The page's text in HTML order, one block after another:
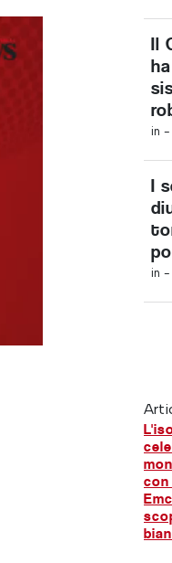
Il
in -
I
in -